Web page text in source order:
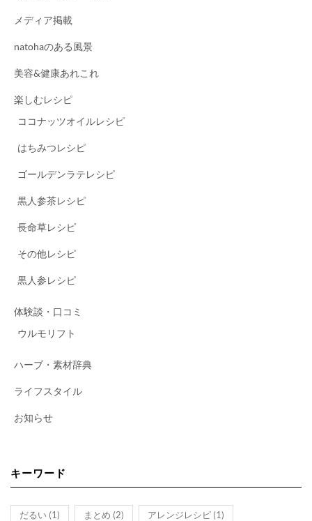
メディア掲載
natohaのある風景
美容&健康あれこれ
楽しむレシピ
ココナッツオイルレシピ
はちみつレシピ
ゴールデンラテレシピ
黒人参茶レシピ
長命草レシピ
その他レシピ
黒人参レシピ
体験談・口コミ
ウルモリフト
ハーブ・素材辞典
ライフスタイル
お知らせ
キーワード
だるい (1) まとめ (2) アレンジレシピ (1)